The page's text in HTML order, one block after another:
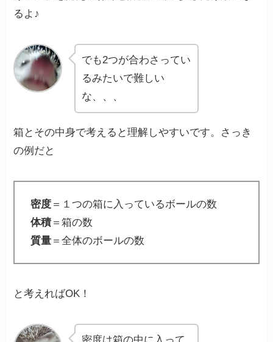
るよ♪
でも2つが合わさってい
るみたいで難しい
な、、、
箱とその中身で考えると理解しやすいです。さっき
の例だと
密度＝１つの箱に入っているボールの数
体積＝箱の数
質量＝全体のボールの数
と考えればOK！